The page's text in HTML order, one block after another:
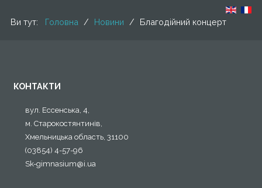
Ви тут: Головна / Новини / Благодійний концерт
КОНТАКТИ
вул. Ессенська, 4,
м. Старокостянтинів,
Хмельницька область, 31100
(03854) 4-57-96
Sk-gimnasium@i.ua